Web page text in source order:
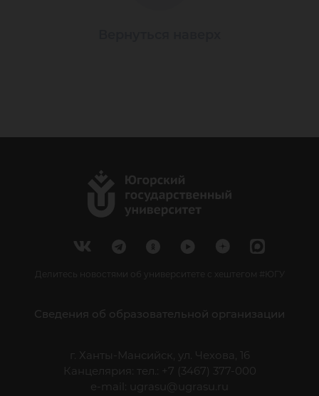
Делитесь новостями об университете с хештегом #ЮГУ
Сведения об образовательной организации
г. Ханты-Мансийск, ул. Чехова, 16
Канцелярия: тел.: +7 (3467) 377-000
e-mail:
ugrasu@ugrasu.ru